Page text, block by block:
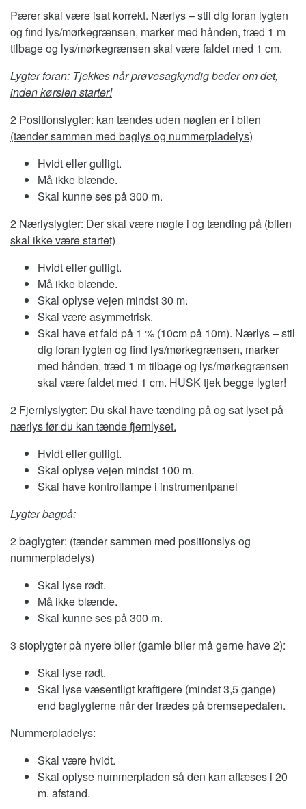
Pærer skal være isat korrekt. Nærlys – stil dig foran lygten
og find lys/mørkegrænsen, marker med hånden, træd 1 m
tilbage og lys/mørkegrænsen skal være faldet med 1 cm.
Lygter foran: Tjekkes når prøvesagkyndig beder om det,
inden kørslen starter!
2 Positionslygter: kan tændes uden nøglen er i bilen
(tænder sammen med baglys og nummerpladelys)
Hvidt eller gulligt.
Må ikke blænde.
Skal kunne ses på 300 m.
2 Nærlyslygter: Der skal være nøgle i og tænding på (bilen
skal ikke være startet)
Hvidt eller gulligt.
Må ikke blænde.
Skal oplyse vejen mindst 30 m.
Skal være asymmetrisk.
Skal have et fald på 1 % (10cm på 10m). Nærlys – stil
dig foran lygten og find lys/mørkegrænsen, marker
med hånden, træd 1 m tilbage og lys/mørkegrænsen
skal være faldet med 1 cm. HUSK tjek begge lygter!
2 Fjernlyslygter: Du skal have tænding på og sat lyset på
nærlys før du kan tænde fjernlyset.
Hvidt eller gulligt.
Skal oplyse vejen mindst 100 m.
Skal have kontrollampe i instrumentpanel
Lygter bagpå:
2 baglygter: (tænder sammen med positionslys og
nummerpladelys)
Skal lyse rødt.
Må ikke blænde.
Skal kunne ses på 300 m.
3 stoplygter på nyere biler (gamle biler må gerne have 2):
Skal lyse rødt.
Skal lyse væsentligt kraftigere (mindst 3,5 gange)
end baglygterne når der trædes på bremsepedalen.
Nummerpladelys:
Skal være hvidt.
Skal oplyse nummerpladen så den kan aflæses i 20
m. afstand.